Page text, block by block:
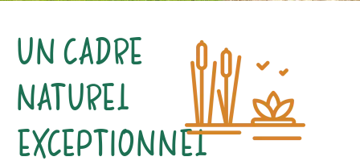
UN CADRE
NATUREL
EXCEPTIONNEL